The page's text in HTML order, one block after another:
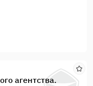
агентства.